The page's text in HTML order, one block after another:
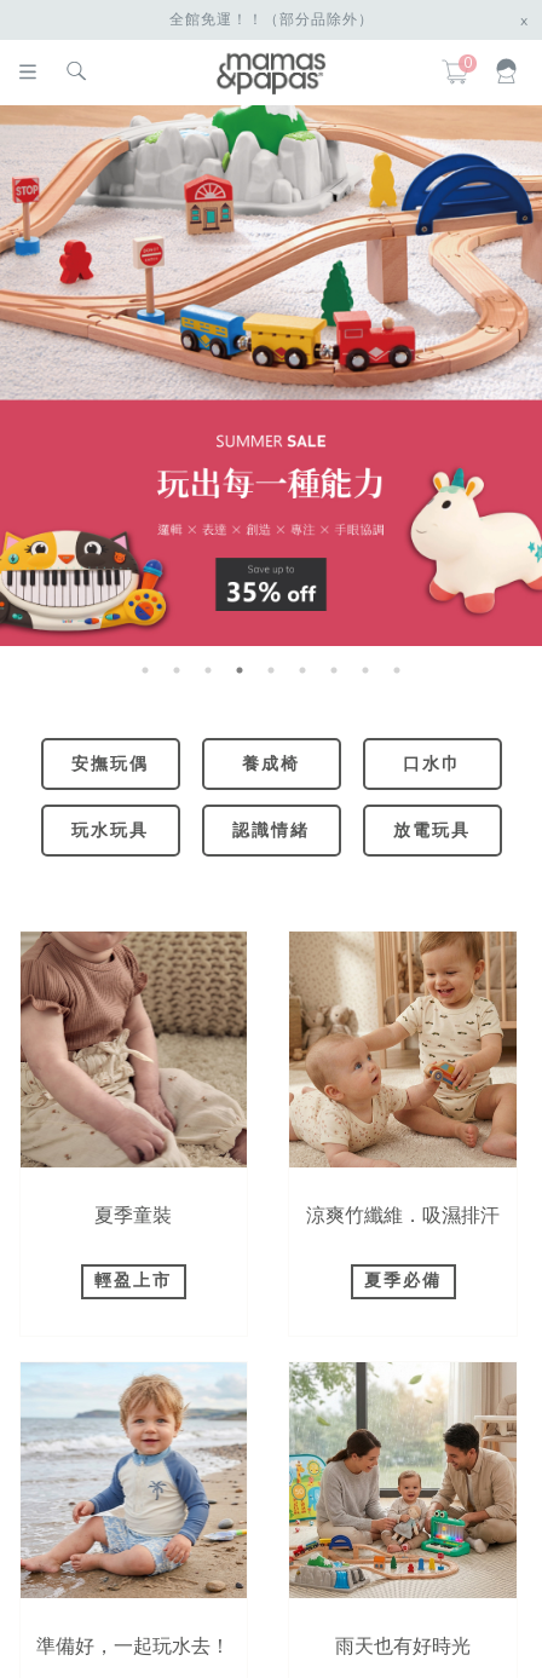
全館免運！！（部分品除外） x
0
安撫玩偶 養成椅 口水巾
玩水玩具 認識情緒 放電玩具
夏季童裝
輕盈上市
涼爽竹纖維．吸濕排汗
夏季必備
準備好，一起玩水去！ 雨天也有好時光